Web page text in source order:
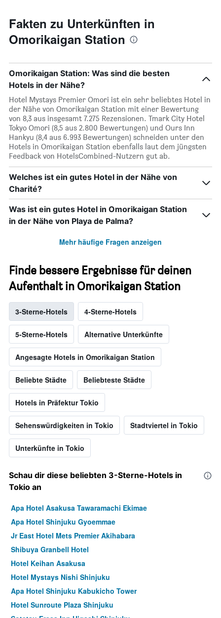
Fakten zu Unterkünften in
Omorikaigan Station
Omorikaigan Station: Was sind die besten
Hotels in der Nähe?
Hotel Mystays Premier Omori ist ein sehr beliebtes Hotel in
der Nähe von Omorikaigan Station mit einer Bewertung
von 8,3 aus insgesamt 7.275 Rezensionen. Tmark City Hotel
Tokyo Omori (8,5 aus 2.800 Bewertungen) und Ours Inn
Hankyu (8,4 aus 6.993 Bewertungen) schneiden unter den
Hotels in Omorikaigan Station ebenfalls laut dem jüngsten
Feedback von HotelsCombined-Nutzern gut ab.
Welches ist ein gutes Hotel in der Nähe von
Charité?
Was ist ein gutes Hotel in Omorikaigan Station
in der Nähe von Playa de Palma?
Mehr häufige Fragen anzeigen
Finde bessere Ergebnisse für deinen
Aufenthalt in Omorikaigan Station
3-Sterne-Hotels 4-Sterne-Hotels
5-Sterne-Hotels Alternative Unterkünfte
Angesagte Hotels in Omorikaigan Station
Beliebte Städte Beliebteste Städte
Hotels in Präfektur Tokio
Sehenswürdigkeiten in Tokio Stadtviertel in Tokio
Unterkünfte in Tokio
Schau dir diese beliebten 3-Sterne-Hotels in
Tokio an
Apa Hotel Asakusa Tawaramachi Ekimae
Apa Hotel Shinjuku Gyoemmae
Jr East Hotel Mets Premier Akihabara
Shibuya Granbell Hotel
Hotel Keihan Asakusa
Hotel Mystays Nishi Shinjuku
Apa Hotel Shinjuku Kabukicho Tower
Hotel Sunroute Plaza Shinjuku